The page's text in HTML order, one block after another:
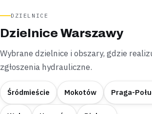
DZIELNICE
Dzielnice Warszawy
Wybrane dzielnice i obszary, gdzie
zgłoszenia hydrauliczne.
Śródmieście Mokotów Praga-